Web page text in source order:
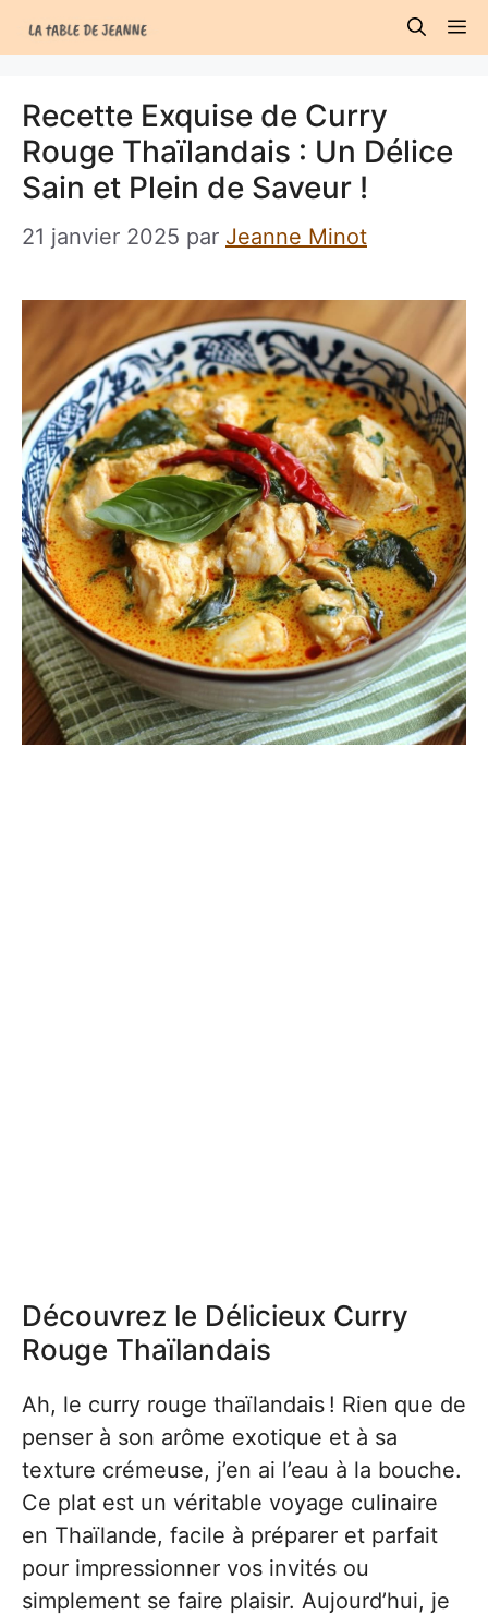
au
Recette Exquise de Curry
Rouge Thaïlandais : Un Délice
Sain et Plein de Saveur !
21 janvier 2025 par Jeanne Minot
Découvrez le Délicieux Curry
Rouge Thaïlandais
Ah, le curry rouge thaïlandais ! Rien que de
penser à son arôme exotique et à sa
texture crémeuse, j’en ai l’eau à la bouche.
Ce plat est un véritable voyage culinaire
en Thaïlande, facile à préparer et parfait
pour impressionner vos invités ou
simplement se faire plaisir. Aujourd’hui, je